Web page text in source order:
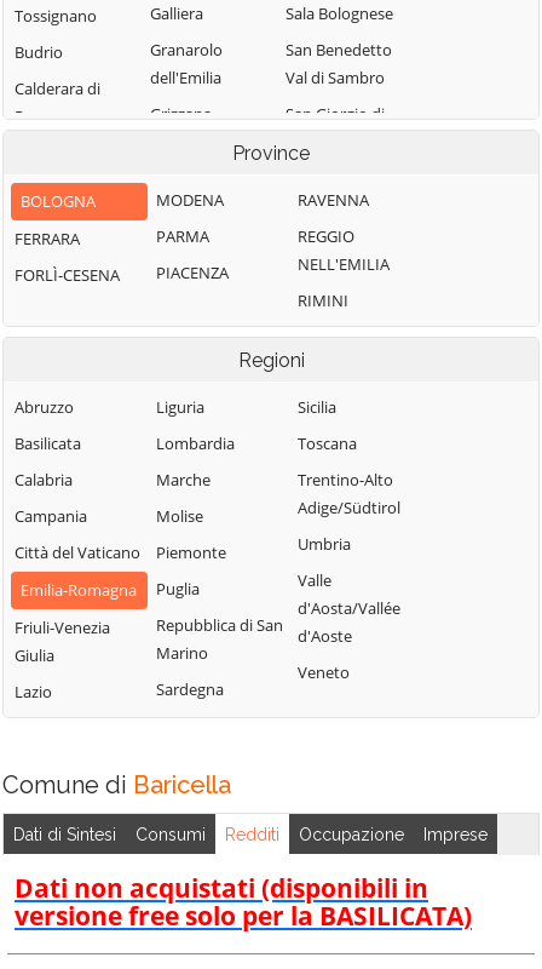
Tossignano
Budrio
Calderara di
Reno
Casalecchio di
Reno
Castel del Rio
Castel Guelfo di
Terme
Castello d'Argile
Galliera
Granarolo
dell'Emilia
Grizzana
Belvedere
Loiano
Minerbio
Sala Bolognese
San Benedetto
Val di Sambro
San Giorgio di
Persiceto
San Lazzaro di
Savena
San Pietro in
Casale
Sant'Agata
Bolognese
Sasso Marconi
Valsamoggia
Vergato
Zola Predosa
Province
BOLOGNA
FERRARA
FORLÌ-CESENA
MODENA
PARMA
PIACENZA
RAVENNA
REGGIO
NELL'EMILIA
RIMINI
Regioni
Abruzzo
Basilicata
Calabria
Campania
Città del Vaticano
Emilia-Romagna
Friuli-Venezia
Giulia
Lazio
Liguria
Lombardia
Marche
Molise
Piemonte
Puglia
Repubblica di San
Marino
Sardegna
Sicilia
Toscana
Trentino-Alto
Adige/Südtirol
Umbria
Valle
d'Aosta/Vallée
d'Aoste
Veneto
Comune di Baricella
Dati di Sintesi Consumi Redditi Occupazione Imprese
Dati non acquistati (disponibili in
versione free solo per la BASILICATA)